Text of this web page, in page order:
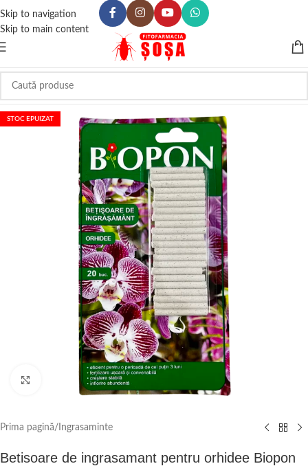
Skip to navigation
Skip to main content
STOC EPUIZAT
Click to enlarge
Prima pagină/ Ingrasaminte
Betisoare de ingrasamant pentru orhidee Biopon